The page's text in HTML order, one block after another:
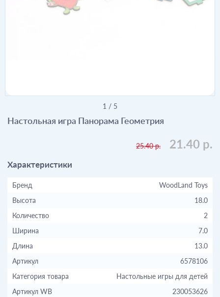
1 / 5
Настольная игра Панорама Геометрия
25.40 р. 21.40 р.
Характеристики
Бренд
WoodLand Toys
Высота
18.0
Количество
2
Ширина
7.0
Длина
13.0
Артикул
6578106
Категория товара
Настольные игры для детей
Артикул WB
230053626